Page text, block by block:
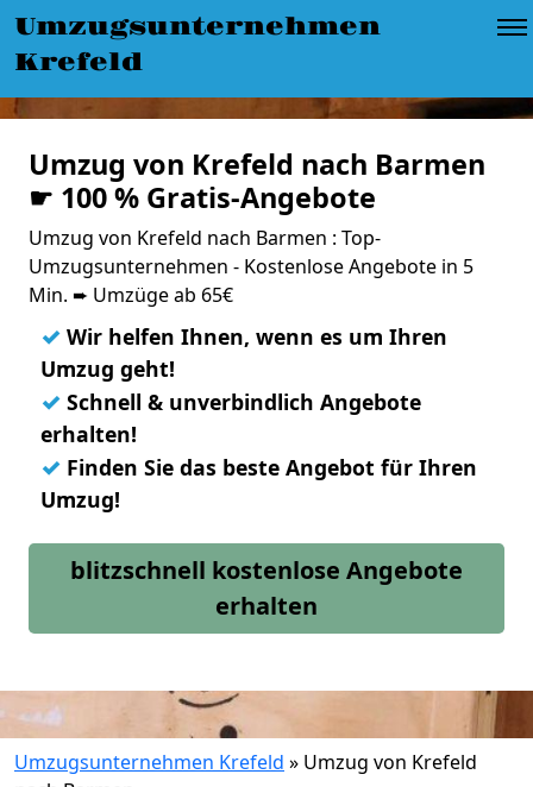
Umzugsunternehmen
Krefeld
Umzug von Krefeld nach Barmen
☛ 100 % Gratis-Angebote
Umzug von Krefeld nach Barmen : Top-
Umzugsunternehmen - Kostenlose Angebote in 5
Min. ➨ Umzüge ab 65€
✓ Wir helfen Ihnen, wenn es um Ihren
Umzug geht!
✓ Schnell & unverbindlich Angebote
erhalten!
✓ Finden Sie das beste Angebot für Ihren
Umzug!
blitzschnell kostenlose Angebote
erhalten
Umzugsunternehmen Krefeld » Umzug von Krefeld